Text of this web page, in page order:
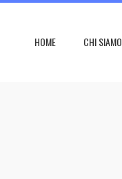
HOME CHI SIAMO